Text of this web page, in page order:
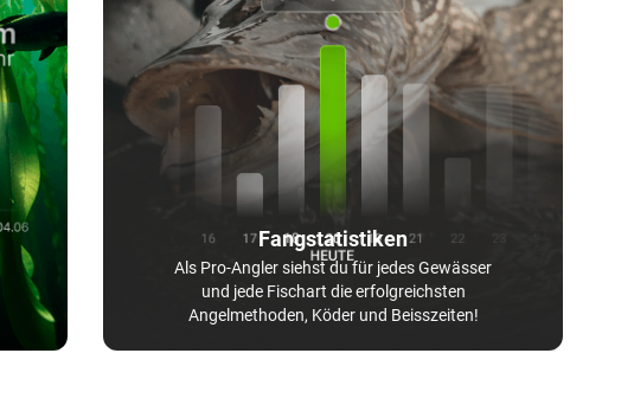
Fangstatistiken
Als Pro-Angler siehst du für jedes Gewässer
und jede Fischart die erfolgreichsten
Angelmethoden, Köder und Beisszeiten!